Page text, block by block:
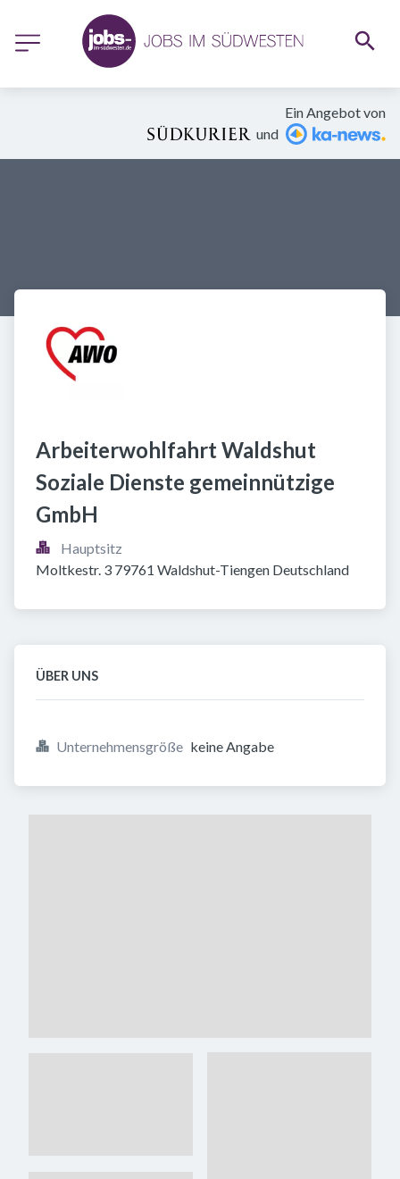
Ein Angebot von
und
Arbeiterwohlfahrt Waldshut
Soziale Dienste gemeinnützige
GmbH
Hauptsitz
Moltkestr. 3 79761 Waldshut-Tiengen Deutschland
ÜBER UNS
Unternehmensgröße keine Angabe